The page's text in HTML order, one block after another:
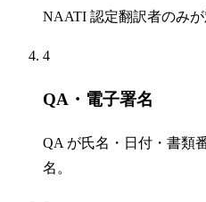
NAATI 認定翻訳者のみが
4
QA・電子署名
QA が氏名・日付・書類
名。